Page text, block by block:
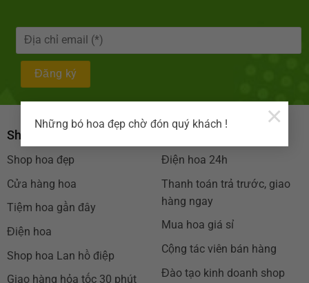
Những bó hoa đẹp chờ đón quý khách ! ×
Shop hoa tươi TPHCM
Shop hoa đẹp
Cửa hàng hoa
Tiệm hoa gần đây
Điện hoa
Shop hoa Lan hồ điệp
Giao hàng hỏa tốc 30 phút
Điện hoa 24h
Thanh toán trả trước, giao
hàng ngay
Mua hoa giá sỉ
Cộng tác viên bán hàng
Đào tạo kinh doanh shop